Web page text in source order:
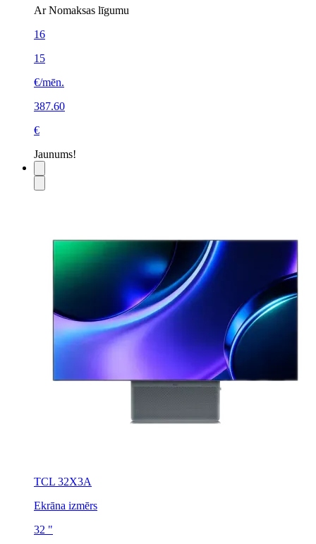
Ar Nomaksas līgumu
16
15
€/mēn.
387.60
€
Jaunums!
TCL 32X3A
Ekrāna izmērs
32 "